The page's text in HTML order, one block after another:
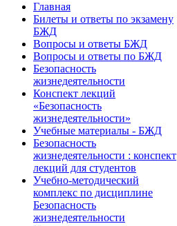
Главная
Билеты и ответы по экзамену
БЖД
Вопросы и ответы БЖД
Вопросы и ответы по БЖД
Безопасность
жизнедеятельности
Конспект лекций
«Безопасность
жизнедеятельности»
Учебные материалы - БЖД
Безопасность
жизнедеятельности : конспект
лекций для студентов
Учебно-методический
комплекс по дисциплине
Безопасность
жизнедеятельности